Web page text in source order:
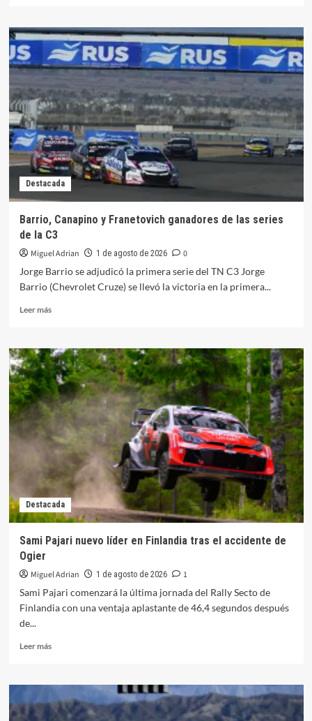
Baldoni
declarado
ganador
en
por
las
lluvias,
cancelan
las
etapas
finales
Destacada
Barrio, Canapino y Franetovich ganadores de las series
de la C3
Miguel Adrian 1 de agosto de 2026
0
Jorge Barrio se adjudicó la primera serie del TN C3 Jorge
Barrio (Chevrolet Cruze) se llevó la victoria en la primera...
Leer másLeer
Barrio,
Canapino
y
Franetovich
ganadores
de
series
de
la
C3
Destacada
Sami Pajari nuevo líder en Finlandia tras el accidente de
Ogier
Miguel Adrian 1 de agosto de 2026
1
Sami Pajari comenzará la última jornada del Rally Secto de
Finlandia con una ventaja aplastante de 46,4 segundos después
de...
Leer másLeer
Sami
Pajari
nuevo